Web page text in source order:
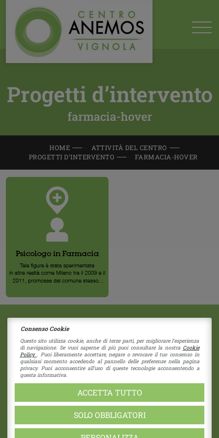
Progetti d’intervento
farmacia-hover
HOME
ATTIVITÀ DEL CENTRO
PROGETTI D’INTERVENTO
FARMACIA-HOVER
2018 © Copyright - Centro Sociale Papa Giovanni XXIII
Via G. Bruno 11|41058 Vignola(Modena)
Società Coperativa - Nr Iscrizione C122937
RE - 274192 - Cap. Sociale 1.550 i.v.
CF 80039730355 - P.I. 01838960357
pec:cspapagiovannixxiii@pec.unioncoop.re.it
Privacy Policy| Cookies Policy
Consenso Cookie
Questo sito utilizza cookie, anche di terze parti, per migliorare l'esperienza
di navigazione. Se vuoi saperne di più puoi consultare la nostra Cookie
Policy
. Puoi liberamente accettare, negare o revocare il tuo consenso in
qualsiasi momento accedendo al pannello delle preferenze nella pagina
privacy. Puoi acconsentire all'uso di queste tecnologie acconsentendo a
questa informativa.
ACCETTA TUTTO
SOLO OBBLIGATORI